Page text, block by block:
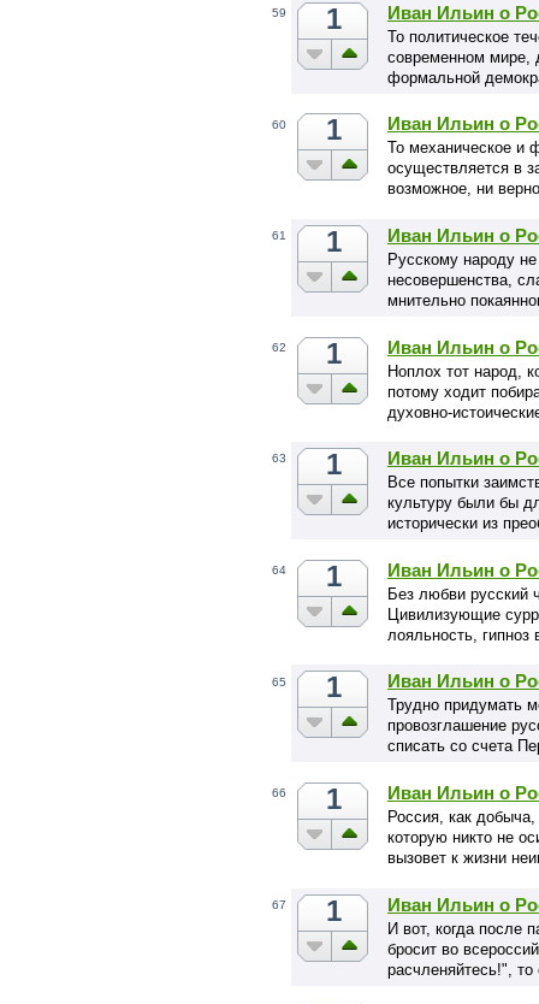
59 1 Иван Ильин о
То политическое
современном мире,
формальной
60 1 Иван Ильин о
То механическое и
осуществляется в
возможное, ни
61 1 Иван Ильин о
Русскому народу
несовершенства,
мнительно
62 1 Иван Ильин о
Ноплох тот народ,
потому ходит
духовно-
63 1 Иван Ильин о
Все попытки
культуру были бы
исторически из
64 1 Иван Ильин о
Без любви русский
Цивилизующие
лояльность,
65 1 Иван Ильин о
Трудно придумать
провозглашение
списать со счета
66 1 Иван Ильин о
Россия, как
которую никто не
вызовет к жизни
67 1 Иван Ильин о
И вот, когда после
бросит во
расчленяйтесь!",